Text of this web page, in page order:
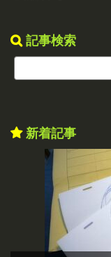
記事検索
新着記事